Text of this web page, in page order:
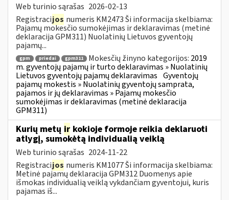
Web turinio sąrašas 2026-02-13
Registracijos numeris KM2473 Ši informacija skelbiama:
Pajamų mokesčio sumokėjimas ir deklaravimas (metinė
deklaracija GPM311) Nuolatinių Lietuvos gyventojų
pajamų...
gpm priedai gpm311 Mokesčių žinyno kategorijos: 2019
m. gyventojų pajamų ir turto deklaravimas » Nuolatinių
Lietuvos gyventojų pajamų deklaravimas Gyventojų
pajamų mokestis » Nuolatinių gyventojų samprata,
pajamos ir jų deklaravimas » Pajamų mokesčio
sumokėjimas ir deklaravimas (metinė deklaracija
GPM311)
Kurių metų ir kokioje formoje reikia deklaruoti
atlygį, sumokėtą individualią veiklą
Web turinio sąrašas 2024-11-22
Registracijos numeris KM1077 Ši informacija skelbiama:
Metinė pajamų deklaracija GPM312 Duomenys apie
išmokas individualią veiklą vykdančiam gyventojui, kuris
pajamas iš...